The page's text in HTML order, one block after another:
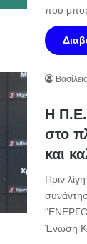
που
Η
στο
και
Πριν
Ένωση